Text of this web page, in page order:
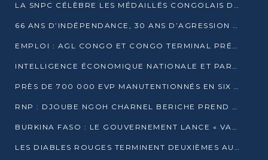
LA SNPC CÉLÈBRE LES MÉDAILLÉS CONGOLAIS DES OLYMPIADES PANAFRICAINES DE MATHÉMATIQUES 2026
66 ANS D’INDÉPENDANCE, 30 ANS D’AGRESSION RWANDAISE : 4 PRÉSIDENCES, UN ÉCHEC COLLECTIF
EMPLOI : AGL CONGO ET CONGO TERMINAL PRÉSÉLECTIONNENT PLUS DE 70 JEUNES À POINTE-NOIRE
INTELLIGENCE ÉCONOMIQUE NATIONALE ET PARTENARIATS INTERNATIONAUX : VERS UNE DOCTRINE SOUVERAINE DE SÉCURITÉ ÉCONOMIQUE
PRÈS DE 700 000 EVP MANUTENTIONNÉS EN SIX MOIS PAR CONGO TERMINAL
RNP : DJOUBE NGOH CHARNEL BERICHE PREND LES RÊNES DU PARTI
BURKINA FASO : LE GOUVERNEMENT LANCE « VACANCES UTILES 2026 » POUR FORMER LES ÉLÈVES À 15 MÉTIERS
LES DIABLES ROUGES TERMINENT DEUXIÈMES AU CHAMPIONNAT D’AFRIQUE ZONE 3